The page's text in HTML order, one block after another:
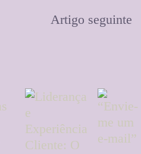
Artigo seguinte